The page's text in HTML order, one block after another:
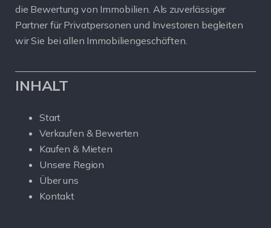
die Bewertung von Immobilien. Als zuverlässiger
Partner für Privatpersonen und Investoren begleiten
wir Sie bei allen Immobiliengeschäften.
INHALT
Start
Verkaufen & Bewerten
Kaufen & Mieten
Unsere Region
Über uns
Kontakt